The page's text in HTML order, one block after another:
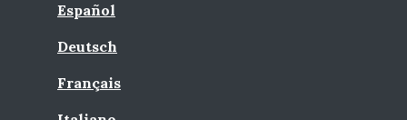
Español
Deutsch
Français